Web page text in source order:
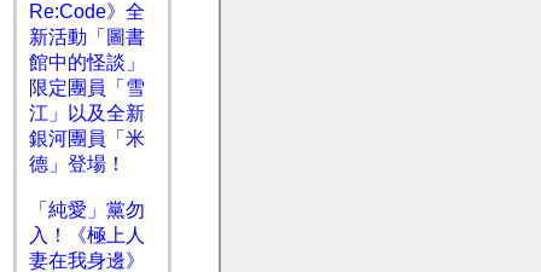
Re:Code》全
新活動「圖書
館中的怪談」
限定團員「雪
江」以及全新
銀河團員「米
德」登場！
「純愛」黨勿
入！《極上人
妻在我身邊》